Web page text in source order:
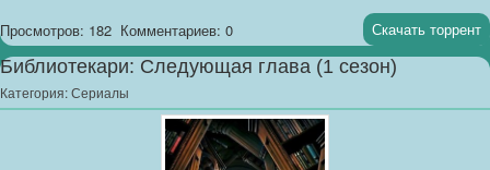
Просмотров: 182 Комментариев: 0 Скачать торрент
Библиотекари: Следующая глава (1 сезон)
Категория:Сериалы